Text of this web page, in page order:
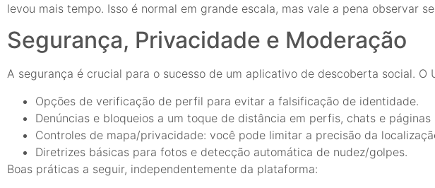
levou mais tempo. Isso é normal em grande escala, mas vale a pena observar
Segurança, Privacidade e Moderação
A segurança é crucial para o sucesso de um aplicativo de descoberta social. O
Opções de verificação de perfil para evitar a falsificação de identidade.
Denúncias e bloqueios a um toque de distância em perfis, chats e páginas
Controles de mapa/privacidade: você pode limitar a precisão da
Diretrizes básicas para fotos e detecção automática de nudez/golpes.
Boas práticas a seguir, independentemente da plataforma: